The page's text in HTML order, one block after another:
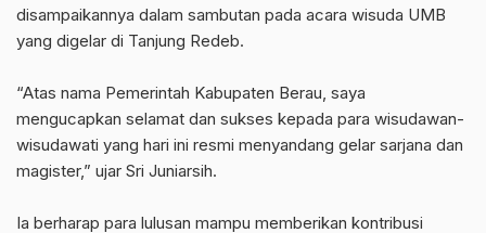
disampaikannya dalam sambutan pada acara wisuda UMB
yang digelar di Tanjung Redeb.
‎“Atas nama Pemerintah Kabupaten Berau, saya
mengucapkan selamat dan sukses kepada para wisudawan-
wisudawati yang hari ini resmi menyandang gelar sarjana dan
magister,” ujar Sri Juniarsih.
‎Ia berharap para lulusan mampu memberikan kontribusi